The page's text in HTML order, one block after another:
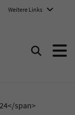
Weitere Links
Suchen
span>